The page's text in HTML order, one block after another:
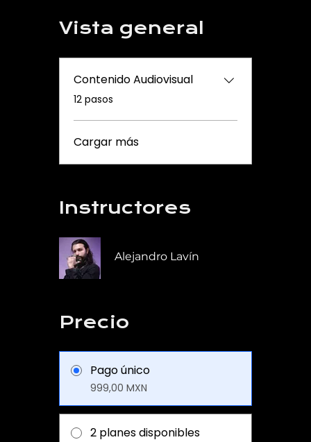
Vista general
Contenido Audiovisual
.12 pasos
Cargar más
Instructores
Alejandro Lavín
Precio
Pago único
999,00 MXN
2 planes disponibles